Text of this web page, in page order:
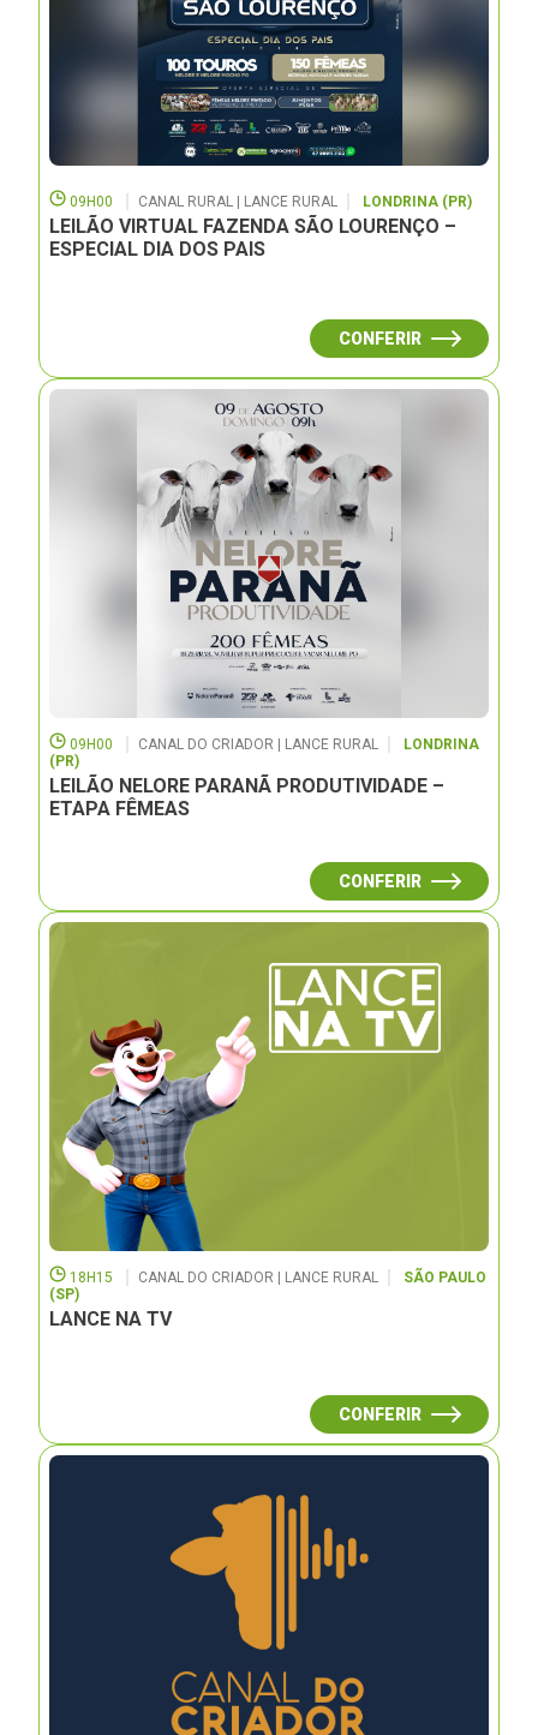
09H00 CANAL RURAL | LANCE RURAL LONDRINA (PR)
LEILÃO VIRTUAL FAZENDA SÃO LOURENÇO –
ESPECIAL DIA DOS PAIS
CONFERIR
09H00 CANAL DO CRIADOR | LANCE RURAL
LONDRINA
(PR)
LEILÃO NELORE PARANÃ PRODUTIVIDADE –
ETAPA FÊMEAS
CONFERIR
18H15 CANAL DO CRIADOR | LANCE RURAL
SÃO PAULO
(SP)
LANCE NA TV
CONFERIR